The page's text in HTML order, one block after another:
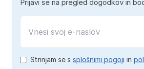
Prijavi se na pregled dogodkov in
Strinjam se s splošnimi pogoji in